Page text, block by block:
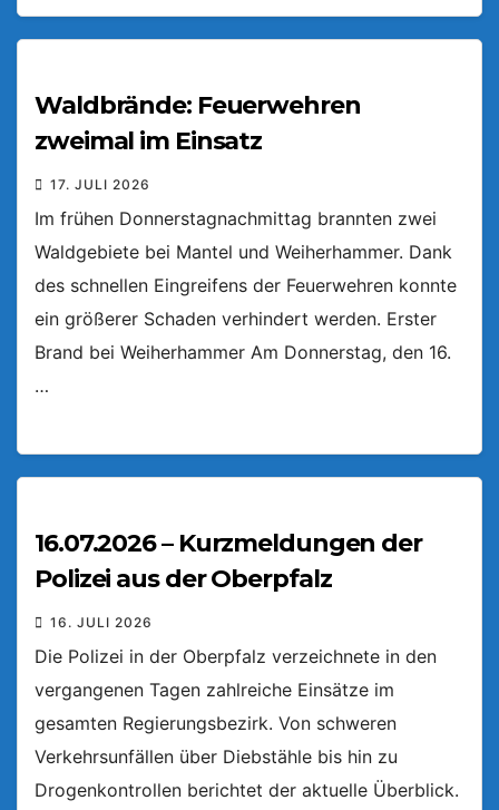
Waldbrände: Feuerwehren
zweimal im Einsatz
17. JULI 2026
Im frühen Donnerstagnachmittag brannten zwei
Waldgebiete bei Mantel und Weiherhammer. Dank
des schnellen Eingreifens der Feuerwehren konnte
ein größerer Schaden verhindert werden. Erster
Brand bei Weiherhammer Am Donnerstag, den 16.
…
16.07.2026 – Kurzmeldungen der
Polizei aus der Oberpfalz
16. JULI 2026
Die Polizei in der Oberpfalz verzeichnete in den
vergangenen Tagen zahlreiche Einsätze im
gesamten Regierungsbezirk. Von schweren
Verkehrsunfällen über Diebstähle bis hin zu
Drogenkontrollen berichtet der aktuelle Überblick.